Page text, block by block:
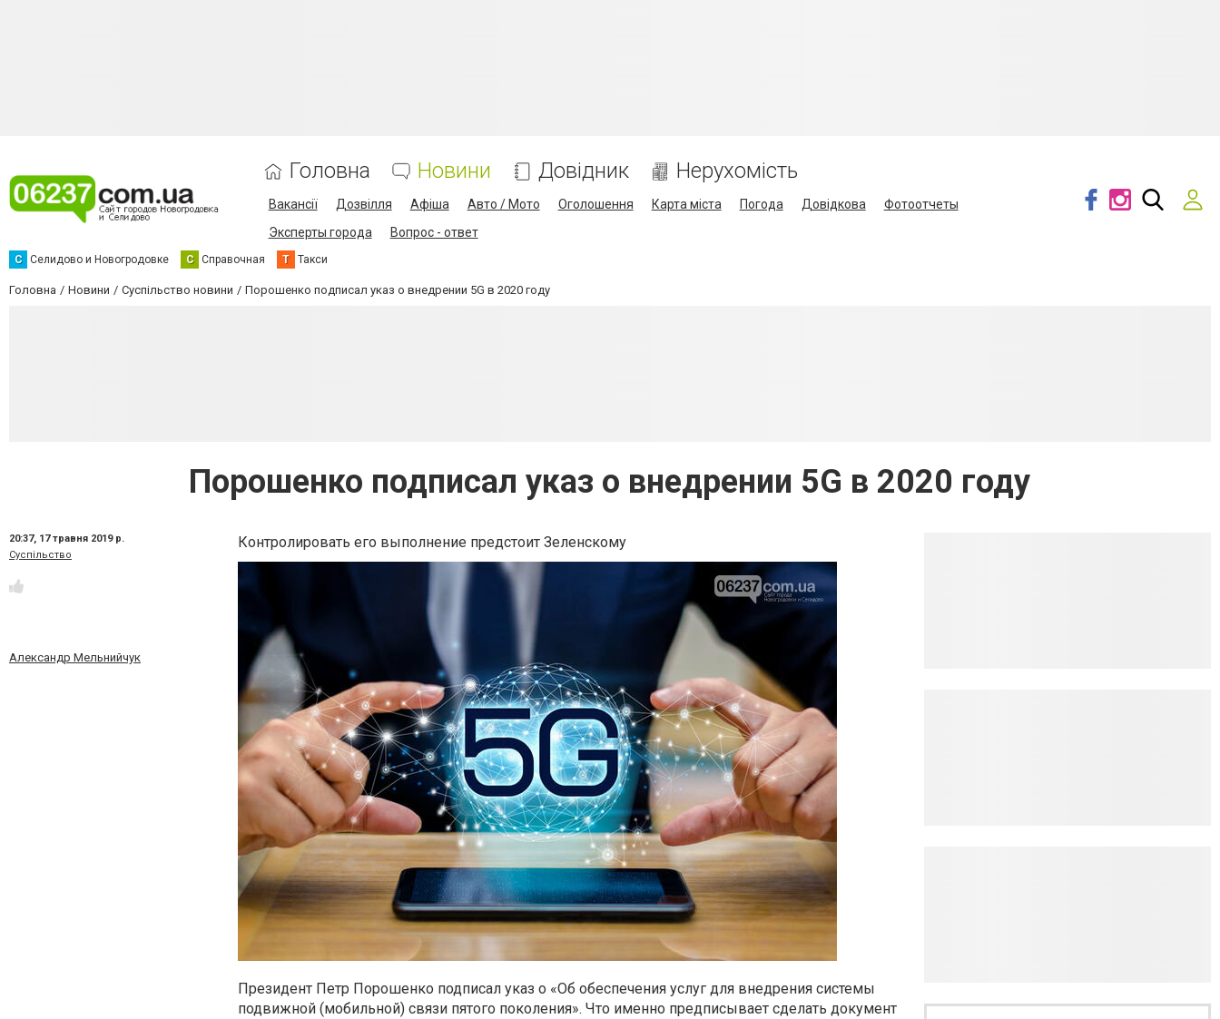
Головна Новини Довідник Нерухомість
Вакансії Дозвілля Афіша Авто / Мото Оголошення Карта міста Погода Довідкова
Фотоотчеты
Эксперты города
Вопрос - ответ
С Селидово и Новогродовке С Справочная Т Такси
Головна Новини Суспільство новини Порошенко подписал указ о внедрении 5G в 2020 году
Порошенко подписал указ о внедрении 5G в 2020 году
20:37, 17 травня 2019 р.
Суспільство
Александр Мельнийчук
Контролировать его выполнение предстоит Зеленскому
Президент Петр Порошенко подписал указ о «Об обеспечения услуг для внедрения системы
подвижной (мобильной) связи пятого поколения». Что именно предписывает сделать документ